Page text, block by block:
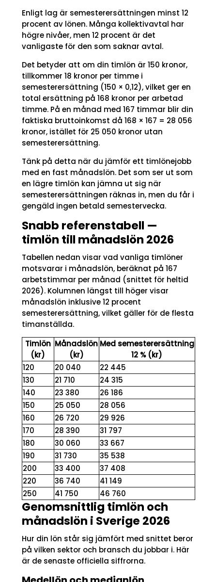
Enligt lag är semesterersättningen minst 12
procent av lönen. Många kollektivavtal har
högre nivåer, men 12 procent är det
vanligaste för den som saknar avtal.
Det betyder att om din timlön är 150 kronor,
tillkommer 18 kronor per timme i
semesterersättning (150 × 0,12), vilket ger en
total ersättning på 168 kronor per arbetad
timme. På en månad med 167 timmar blir din
faktiska bruttoinkomst då 168 × 167 = 28 056
kronor, istället för 25 050 kronor utan
semesterersättning.
Tänk på detta när du jämför ett timlönejobb
med en fast månadslön. Det som ser ut som
en lägre timlön kan jämna ut sig när
semesterersättningen räknas in, men du får i
gengäld ingen betald semestervecka.
Snabb referenstabell —
timlön till månadslön 2026
Tabellen nedan visar vad vanliga timlöner
motsvarar i månadslön, beräknat på 167
arbetstimmar per månad (snittet för heltid
2026). Kolumnen längst till höger visar
månadslön inklusive 12 procent
semesterersättning, vilket gäller för de flesta
timanställda.
Timlön
(kr)
Månadslön
(kr)
Med semesterersättning
12 % (kr)
120
20 040
22 445
130
21 710
24 315
140
23 380
26 186
150
25 050
28 056
160
26 720
29 926
170
28 390
31 797
180
30 060
33 667
190
31 730
35 538
200
33 400
37 408
220
36 740
41 149
250
41 750 46 760
Genomsnittlig timlön och
månadslön i Sverige 2026
Hur din lön står sig jämfört med snittet beror
på vilken sektor och bransch du jobbar i. Här
är de senaste officiella siffrorna.